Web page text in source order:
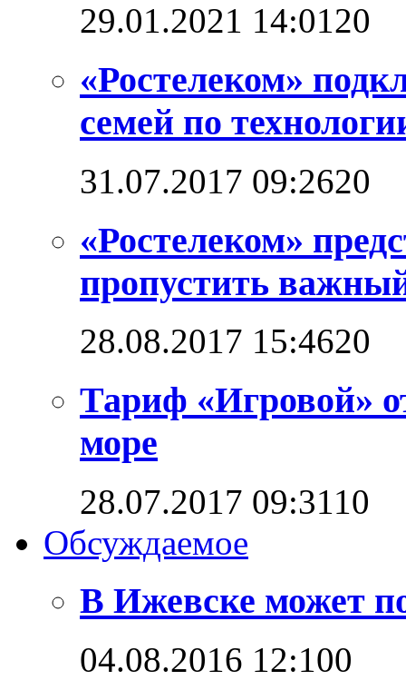
29.01.2021 14:0120
«Ростелеком»
семей по
31.07.2017 09:2620
«Ростелеком»
пропустить
28.08.2017 15:4620
Тариф «Игровой»
море
28.07.2017 09:3110
Обсуждаемое
В Ижевске может
04.08.2016 12:100